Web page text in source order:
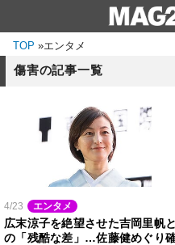
TOP »エンタメ
傷害の記事一覧
4/23 エンタメ
広末涼子を絶望させた吉岡里帆と
の「残酷な差」…佐藤健めぐり